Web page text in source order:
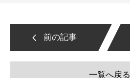
前の記事
一覧へ戻る